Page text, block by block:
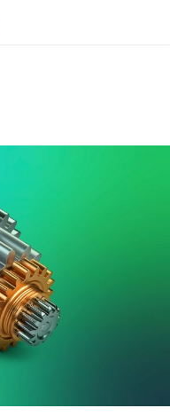
von Kaspersky